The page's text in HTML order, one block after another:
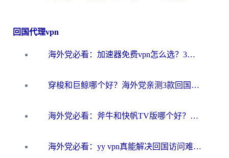
回国代理vpn
海外党必看：加速器免费vpn怎么选？3步教你无缝访问国内资源
穿梭和巨鲸哪个好？海外党亲测3款回国加速器，教你避开90%的坑
海外党必看：斧牛和快帆TV版哪个好？3分钟选对回国加速器，无缝刷B站、追热剧
海外党必看：yy vpn真能解决回国访问难题？附云极initap测评+免费方案对比